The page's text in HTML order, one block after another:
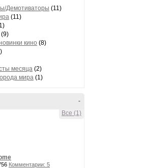
Демотиваторы (11)
(11)
(9)
кино (8)
месяца (2)
мира (1)
-
Все (1)
Комментарии: 5